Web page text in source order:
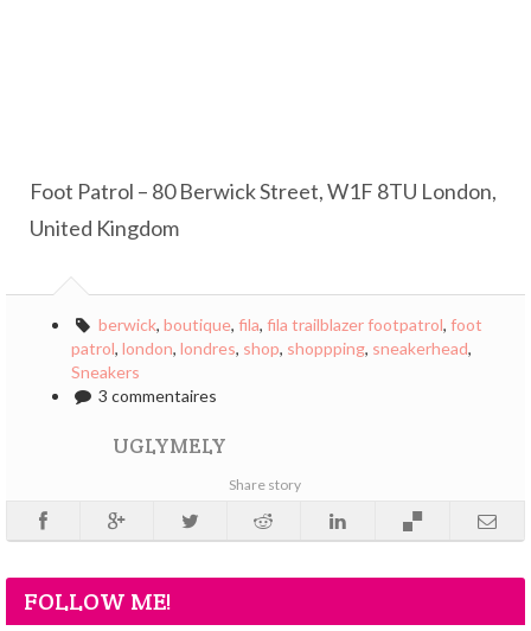
Foot Patrol – 80 Berwick Street, W1F 8TU London,
United Kingdom
berwick, boutique, fila, fila trailblazer footpatrol, foot
patrol, london, londres, shop, shoppping, sneakerhead,
Sneakers
3 commentaires
UGLYMELY
Share story
FOLLOW ME!